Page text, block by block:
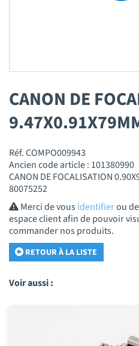
CANON DE
Réf. COMPO009943
Ancien code article : 101380990
CANON DE FOCALISATION
80075252
Merci de vousidentifierou de
espace client afin de pouvoir
commander nos produits.
RETOUR À LA LISTE
Voir aussi :